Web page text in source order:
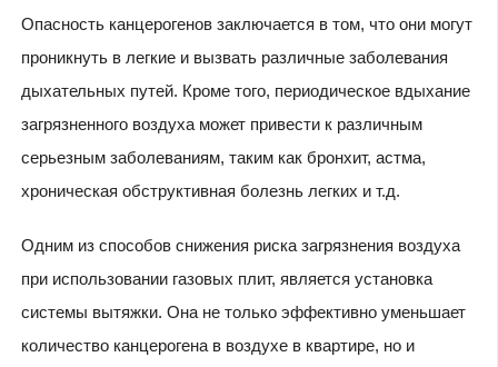
Опасность канцерогенов заключается в том, что они могут
проникнуть в легкие и вызвать различные заболевания
дыхательных путей. Кроме того, периодическое вдыхание
загрязненного воздуха может привести к различным
серьезным заболеваниям, таким как бронхит, астма,
хроническая обструктивная болезнь легких и т.д.
Одним из способов снижения риска загрязнения воздуха
при использовании газовых плит, является установка
системы вытяжки. Она не только эффективно уменьшает
количество канцерогена в воздухе в квартире, но и